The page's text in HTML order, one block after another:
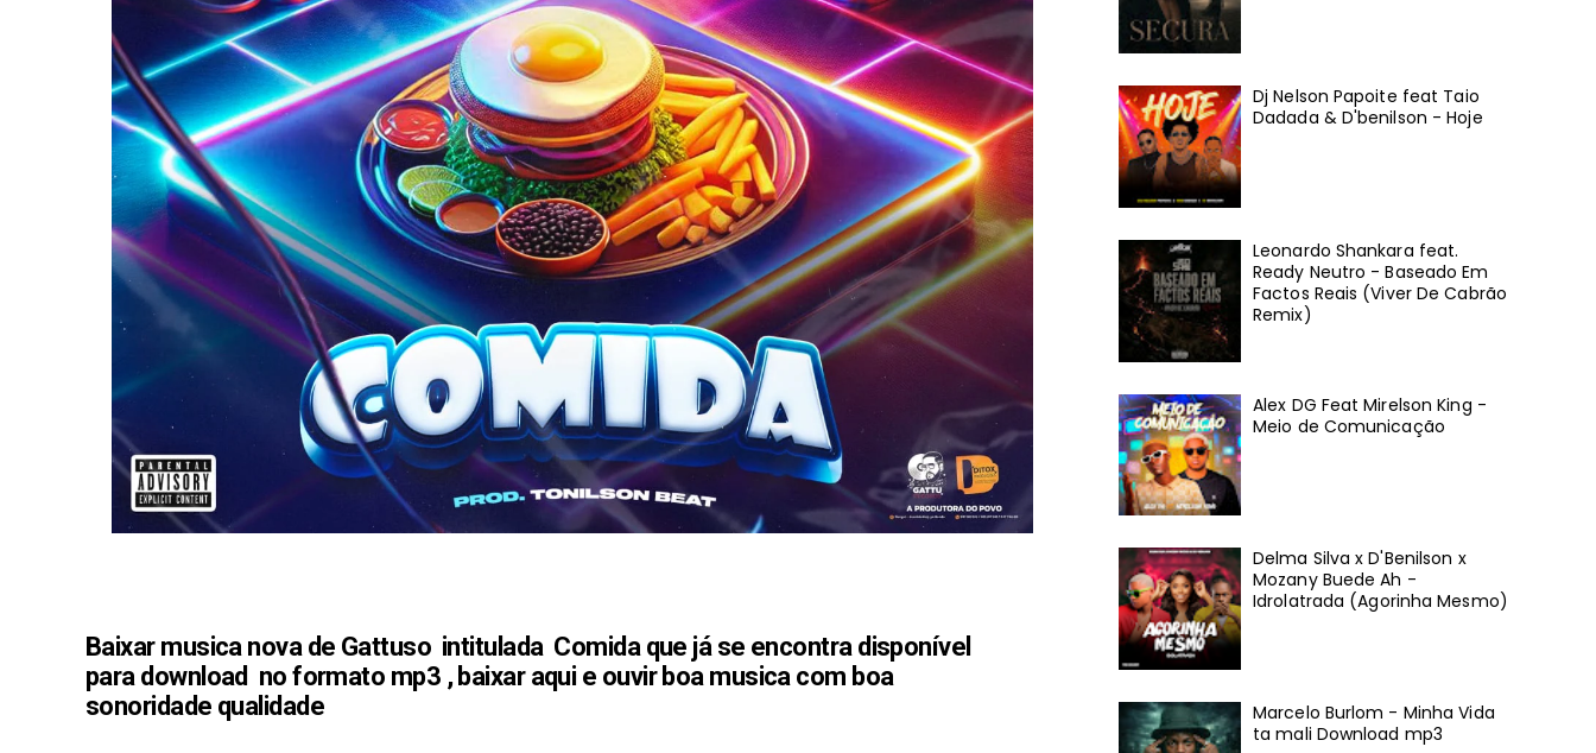
Baixar musica nova de Gattuso intitulada Comida que já se encontra disponível
para download no formato mp3 , baixar aqui e ouvir boa musica com boa
sonoridade qualidade
Dj Nelson Papoite feat Taio
Dadada & D'benilson - Hoje
Leonardo Shankara feat.
Ready Neutro - Baseado Em
Factos Reais (Viver De Cabrão
Remix)
Alex DG Feat Mirelson King -
Meio de Comunicação
Delma Silva x D'Benilson x
Mozany Buede Ah -
Idrolatrada (Agorinha Mesmo)
Marcelo Burlom - Minha Vida
ta mali Download mp3